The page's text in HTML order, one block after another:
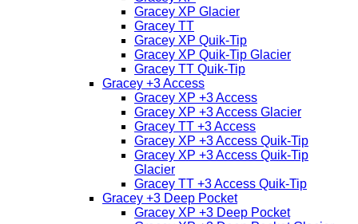
Gracey XP Glacier
Gracey TT
Gracey XP Quik-Tip
Gracey XP Quik-Tip Glacier
Gracey TT Quik-Tip
Gracey +3 Access
Gracey XP +3 Access
Gracey XP +3 Access Glacier
Gracey TT +3 Access
Gracey XP +3 Access Quik-Tip
Gracey XP +3 Access Quik-Tip
Glacier
Gracey TT +3 Access Quik-Tip
Gracey +3 Deep Pocket
Gracey XP +3 Deep Pocket